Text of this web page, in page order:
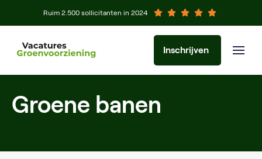
Ruim 2.500 sollicitanten in 2024
Inschrijven
Groene banen